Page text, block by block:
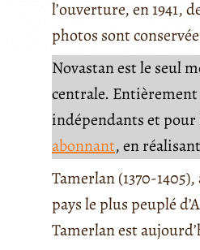
l’ouverture, en 1941,
photos sont
Novastan est le seul
centrale.
indépendants et pour
abonnant, en réalisant
Tamerlan (1370-
pays le plus peuplé
Tamerlan est